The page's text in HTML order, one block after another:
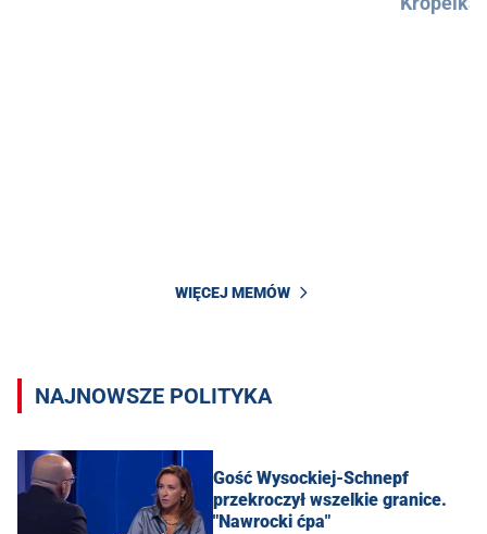
WIĘCEJ MEMÓW
NAJNOWSZE POLITYKA
Gość Wysockiej-Schnepf
przekroczył wszelkie granice.
"Nawrocki ćpa"